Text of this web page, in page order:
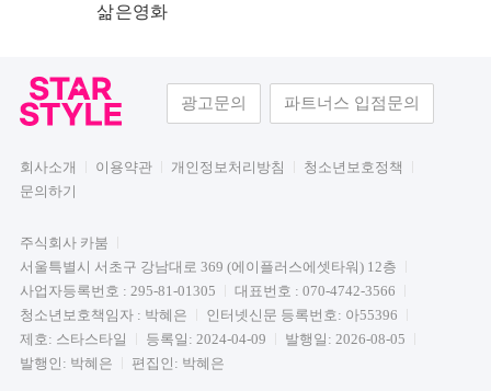
삶은영화
광고문의 파트너스 입점문의
회사소개 이용약관 개인정보처리방침
청소년보호정책
문의하기
주식회사 카붐
서울특별시 서초구 강남대로 369 (에이플러스에셋타워) 12층
사업자등록번호 : 295-81-01305
대표번호 : 070-4742-3566
청소년보호책임자 : 박혜은
인터넷신문 등록번호: 아55396
제호: 스타스타일
등록일: 2024-04-09
발행일: 2026-08-05
발행인: 박혜은
편집인: 박혜은